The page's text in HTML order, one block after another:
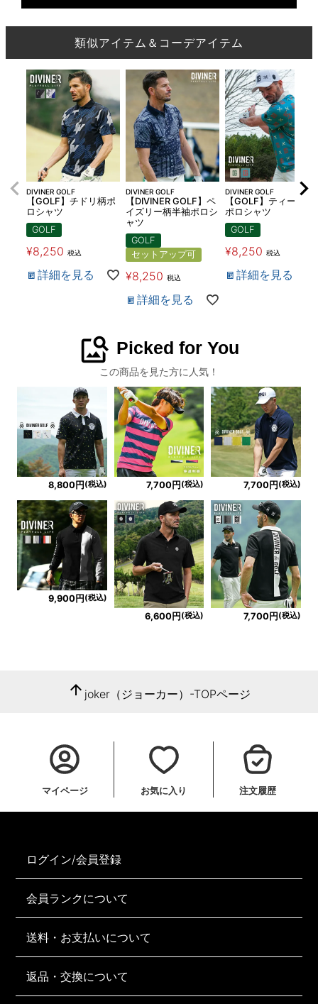
類似アイテム＆コーデアイテム
DIVINER GOLF
【GOLF】チドリ柄ポ
ロシャツ
GOLF
¥8,250 税込
詳細を見る
DIVINER GOLF
【DIVINER GOLF】ペ
イズリー柄半袖ポロシ
ャツ
GOLF
セットアップ可
¥8,250 税込
詳細を見る
DIVINER GOLF
【GOLF】ティー総柄
ポロシャツ
GOLF
¥8,250 税込
詳細を見る
image_search Picked for You
この商品を見た方に人気！
8,800円 (税込) 7,700円 (税込) 7,700円 (税込)
9,900円(税込)
6,600円 (税込) 7,700円 (税込)
arrow_upward joker（ジョーカー）-TOPページ
マイページ お気に入り 注文履歴
ログイン/会員登録
会員ランクについて
送料・お支払いについて
返品・交換について